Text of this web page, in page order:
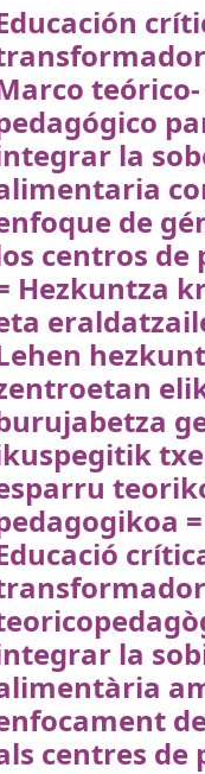
teórico-
la
de
centros de
Hezkuntza
=
la
centres de